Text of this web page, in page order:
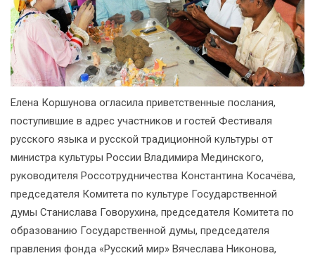
Елена Коршунова огласила приветственные послания,
поступившие в адрес участников и гостей Фестиваля
русского языка и русской традиционной культуры от
министра культуры России Владимира Мединского,
руководителя Россотрудничества Константина Косачёва,
председателя Комитета по культуре Государственной
думы Станислава Говорухина, председателя Комитета по
образованию Государственной думы, председателя
правления фонда «Русский мир» Вячеслава Никонова,